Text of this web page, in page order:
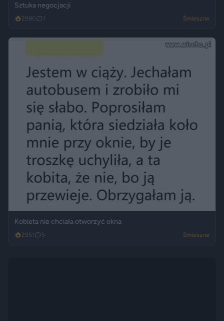
Sztuka negocjacji
2980 1 Śmieszne
Kobieta nie chciała otworzyć okna
2951 5 Śmieszne